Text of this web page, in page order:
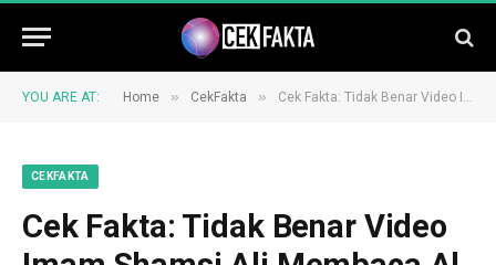
YOU ARE AT: Home » CekFakta » Cek Fakta: Tidak Benar Video Imam Shamsi Ali Membaca Al Quran dalam Pelantikan Wali Kota New York Zohran Mamdani
CEKFAKTA
Cek Fakta: Tidak Benar Video